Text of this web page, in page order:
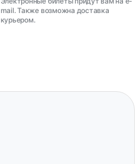
mail. Также возможна доставка
курьером.